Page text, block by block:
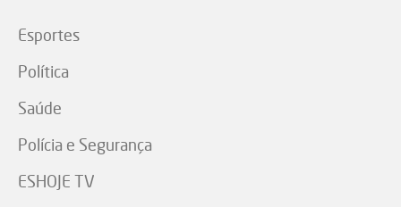
Esportes
Política
Saúde
Polícia e Segurança
ESHOJE TV